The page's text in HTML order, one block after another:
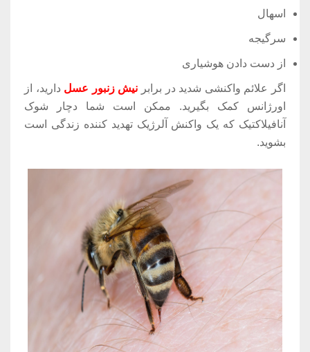
اسهال
سرگیجه
از دست دادن هوشیاری
اگر علائم واکنشی شدید در برابر نیش زنبور عسل دارید، از
اورژانس کمک بگیرید. ممکن است شما دچار شوک
آنافیلاکتیک که یک واکنش آلرژیک تهدید کننده زندگی است
بشوید.